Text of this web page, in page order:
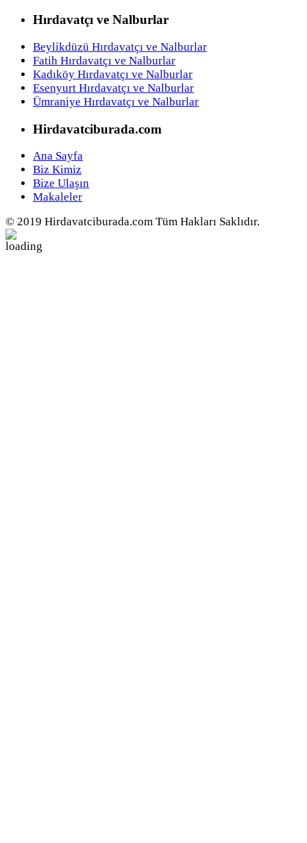
Hırdavatçı ve Nalburlar
Beylikdüzü Hırdavatçı ve Nalburlar
Fatih Hırdavatçı ve Nalburlar
Kadıköy Hırdavatçı ve Nalburlar
Esenyurt Hırdavatçı ve Nalburlar
Ümraniye Hırdavatçı ve Nalburlar
Hirdavatciburada.com
Ana Sayfa
Biz Kimiz
Bize Ulaşın
Makaleler
© 2019 Hirdavatciburada.com Tüm Hakları Saklıdır.